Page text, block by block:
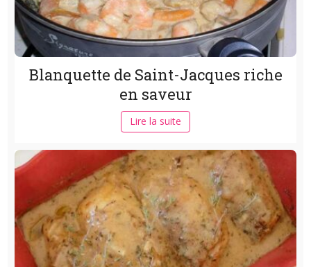
Blanquette de Saint-Jacques riche
en saveur
Lire la suite